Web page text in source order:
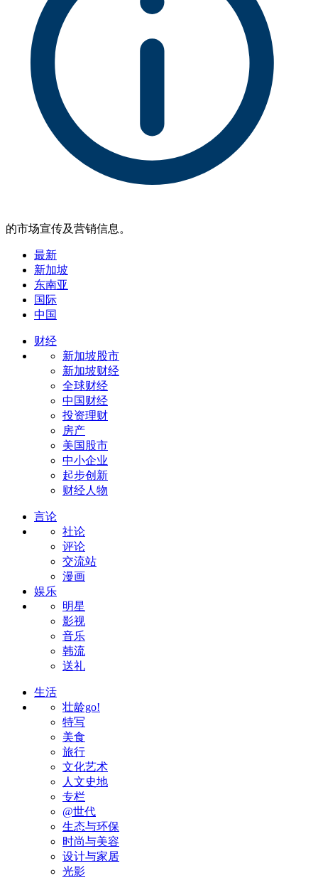
的市场宣传及营销信息。
最新
新加坡
东南亚
国际
中国
财经
新加坡股市
新加坡财经
全球财经
中国财经
投资理财
房产
美国股市
中小企业
起步创新
财经人物
言论
社论
评论
交流站
漫画
娱乐
明星
影视
音乐
韩流
送礼
生活
壮龄go!
特写
美食
旅行
文化艺术
人文史地
专栏
@世代
生态与环保
时尚与美容
设计与家居
光影